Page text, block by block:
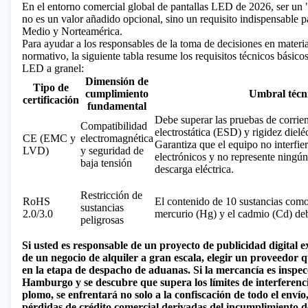
En el entorno comercial global de pantallas LED de 2026, ser
no es un valor añadido opcional, sino un requisito indispensable
Medio y Norteamérica.
Para ayudar a los responsables de la toma de decisiones en
normativo, la siguiente tabla resume los requisitos técnicos
LED a granel:
Tipo de
certificación
Dimensión de
cumplimiento
fundamental
Umbral
CE (EMC y
LVD)
Compatibilidad
electromagnética
y seguridad de
baja tensión
Debe superar las pruebas de
electrostática (ESD) y rigidez
Garantiza que el equipo no
electrónicos y no represente
descarga eléctrica.
RoHS
2.0/3.0
Restricción de
sustancias
peligrosas
El contenido de 10 sustancias
mercurio (Hg) y el cadmio (Cd)
Si usted es responsable de un proyecto de publicidad digital
de un negocio de alquiler a gran escala, elegir un proveedor
en la etapa de despacho de aduanas. Si la mercancía es
Hamburgo y se descubre que supera los límites de
plomo, se enfrentará no solo a la confiscación de todo el